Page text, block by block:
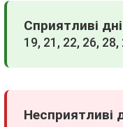
Сприятливі
19, 21, 22, 26, 28,
Несприятливі